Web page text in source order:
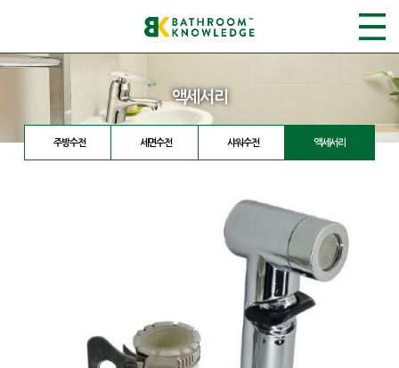
액세서리
주방수전 세면수전 샤워수전 액세서리